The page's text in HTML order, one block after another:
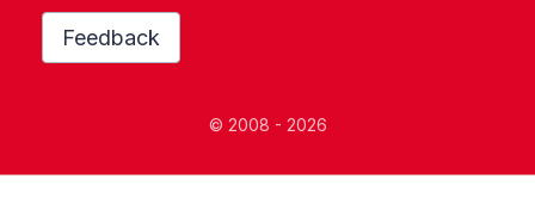
Feedback
© 2008 - 2026